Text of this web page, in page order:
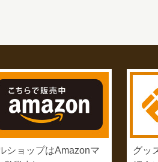
ショップはAmazonマ
グッ